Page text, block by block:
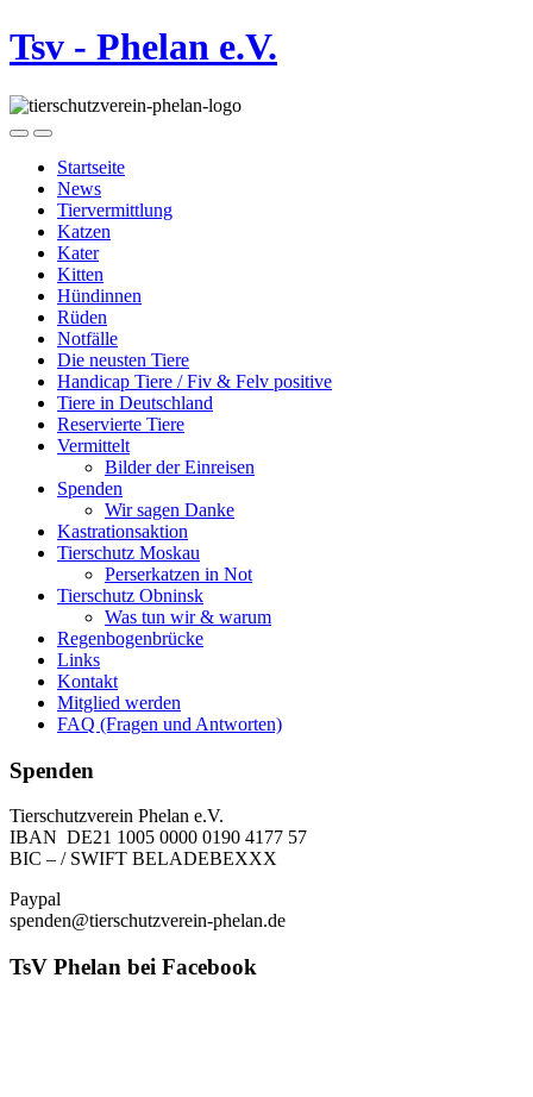
Tsv - Phelan e.V.
Startseite
News
Tiervermittlung
Katzen
Kater
Kitten
Hündinnen
Rüden
Notfälle
Die neusten Tiere
Handicap Tiere / Fiv & Felv positive
Tiere in Deutschland
Reservierte Tiere
Vermittelt
Bilder der Einreisen
Spenden
Wir sagen Danke
Kastrationsaktion
Tierschutz Moskau
Perserkatzen in Not
Tierschutz Obninsk
Was tun wir & warum
Regenbogenbrücke
Links
Kontakt
Mitglied werden
FAQ (Fragen und Antworten)
Spenden
Tierschutzverein Phelan e.V.
IBAN DE21 1005 0000 0190 4177 57
BIC – / SWIFT BELADEBEXXX
Paypal
spenden@tierschutzverein-phelan.de
TsV Phelan bei Facebook